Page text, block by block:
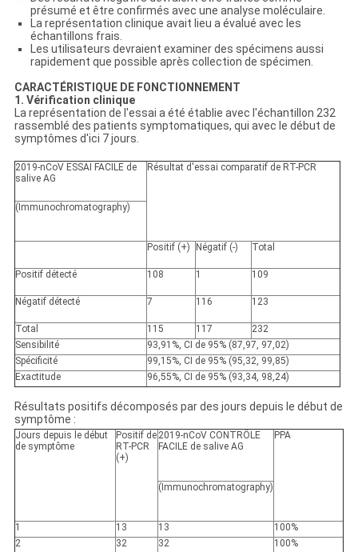
présumé et être confirmés avec une analyse moléculaire.
La représentation clinique avait lieu a évalué avec les
échantillons frais.
Les utilisateurs devraient examiner des spécimens aussi
rapidement que possible après collection de spécimen.
CARACTÉRISTIQUE DE FONCTIONNEMENT
1. Vérification clinique
La représentation de l'essai a été établie avec l'échantillon 232
rassemblé des patients symptomatiques, qui avec le début de
symptômes d'ici 7 jours.
2019-nCoV ESSAI FACILE de
salive AG
Résultat d'essai comparatif de RT-PCR
(Immunochromatography)
Positif (+) Négatif (-) Total
Positifdétecté 108 1 109
Négatifdétecté 7 116 123
Total 115 117
232
Sensibilité
93,91%, CI de 95% (87,97, 97,02)
Spécificité
99,15%, CI de 95% (95,32, 99,85)
Exactitude
96,55%, CI de 95% (93,34, 98,24)
Résultats positifs décomposés par des jours depuis le début de
symptôme :
Jours depuis le début
de symptôme
Positif de
RT-PCR
(+)
2019-nCoV CONTRÔLE
FACILE de salive AG
PPA
(Immunochromatography)
1 13 13
100%
2
32 32
100%